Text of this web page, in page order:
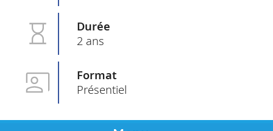
Durée
2 ans
Format
Présentiel